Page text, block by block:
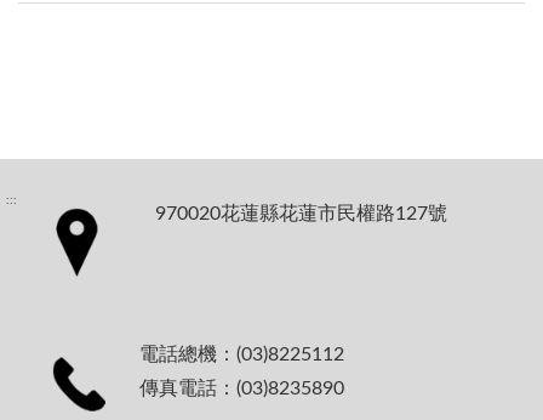
:::
970020花蓮縣花蓮市民權路127號
電話總機：(03)8225112
傳真電話：(03)8235890